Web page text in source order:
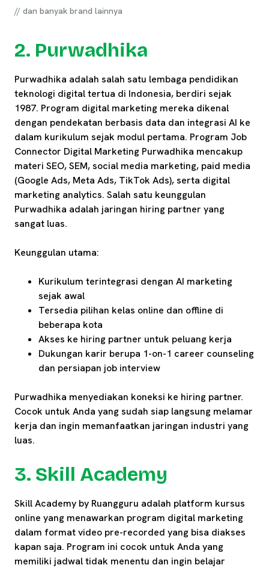
// dan banyak brand lainnya
2. Purwadhika
Purwadhika adalah salah satu lembaga pendidikan
teknologi digital tertua di Indonesia, berdiri sejak
1987. Program digital marketing mereka dikenal
dengan pendekatan berbasis data dan integrasi AI ke
dalam kurikulum sejak modul pertama. Program Job
Connector Digital Marketing Purwadhika mencakup
materi SEO, SEM, social media marketing, paid media
(Google Ads, Meta Ads, TikTok Ads), serta digital
marketing analytics. Salah satu keunggulan
Purwadhika adalah jaringan hiring partner yang
sangat luas.
Keunggulan utama:
Kurikulum terintegrasi dengan AI marketing
sejak awal
Tersedia pilihan kelas online dan offline di
beberapa kota
Akses ke hiring partner untuk peluang kerja
Dukungan karir berupa 1-on-1 career counseling
dan persiapan job interview
Purwadhika menyediakan koneksi ke hiring partner.
Cocok untuk Anda yang sudah siap langsung melamar
kerja dan ingin memanfaatkan jaringan industri yang
luas.
3. Skill Academy
Skill Academy by Ruangguru adalah platform kursus
online yang menawarkan program digital marketing
dalam format video pre-recorded yang bisa diakses
kapan saja. Program ini cocok untuk Anda yang
memiliki jadwal tidak menentu dan ingin belajar